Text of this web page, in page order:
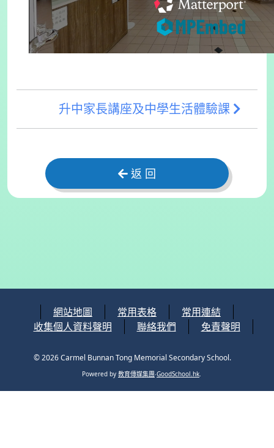
升中家長講座及中學生活體驗課
返 回
網站地圖 常用表格
常用連結
收集個人資料聲明
聯絡我們 免責聲明
© 2026Carmel Bunnan Tong Memorial Secondary School.
Powered by 教育傳媒集團‧GoodSchool.hk.